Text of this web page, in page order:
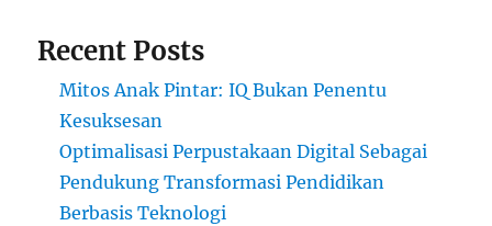
Recent Posts
Mitos Anak Pintar: IQ Bukan Penentu
Kesuksesan
Optimalisasi Perpustakaan Digital Sebagai
Pendukung Transformasi Pendidikan
Berbasis Teknologi